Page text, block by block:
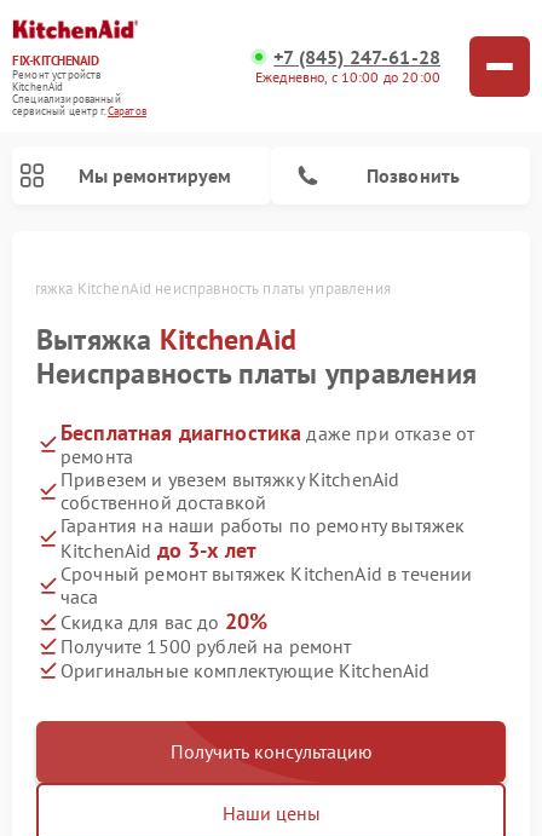
FIX-KITCHENAID
Ремонт устройств
KitchenAid
Специализированный
cервисный центр г.Саратов
+7 (845) 247-61-28
Ежедневно, с 10:00 до 20:00
Мы ремонтируем Позвонить
Вытяжка KitchenAid неисправность платы управления
Вытяжка KitchenAid
Неисправность платы управления
Бесплатная диагностика даже при отказе от
ремонта
Привезем и увезем вытяжку KitchenAid
собственной доставкой
Гарантия на наши работы по ремонту вытяжек
KitchenAid до 3-х лет
Срочный ремонт вытяжек KitchenAid в течении
часа
Скидка для вас до 20%
Получите 1500 рублей на ремонт
Оригинальные комплектующие KitchenAid
Получить консультацию
Наши цены